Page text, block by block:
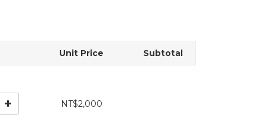
Unit Price Subtotal
NT$2,000